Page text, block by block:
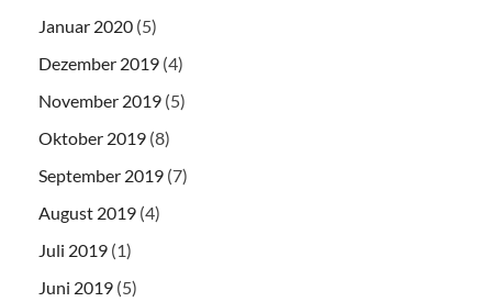
Januar 2020 (5)
Dezember 2019 (4)
November 2019 (5)
Oktober 2019 (8)
September 2019 (7)
August 2019 (4)
Juli 2019 (1)
Juni 2019 (5)